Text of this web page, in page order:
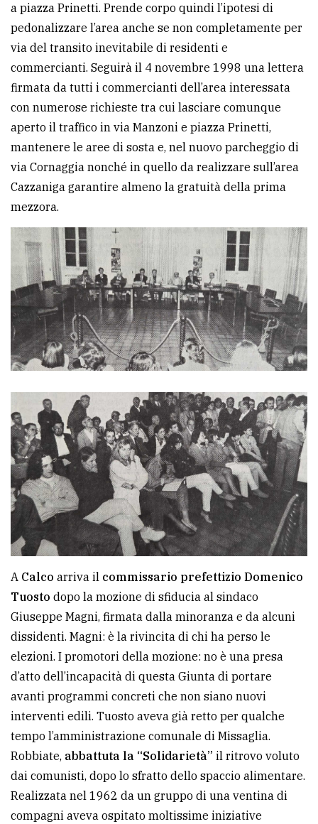
a piazza Prinetti. Prende corpo quindi l’ipotesi di
pedonalizzare l’area anche se non completamente per
via del transito inevitabile di residenti e
commercianti. Seguirà il 4 novembre 1998 una lettera
firmata da tutti i commercianti dell’area interessata
con numerose richieste tra cui lasciare comunque
aperto il traffico in via Manzoni e piazza Prinetti,
mantenere le aree di sosta e, nel nuovo parcheggio di
via Cornaggia nonché in quello da realizzare sull’area
Cazzaniga garantire almeno la gratuità della prima
mezzora.
A Calco arriva il commissario prefettizio Domenico
Tuosto dopo la mozione di sfiducia al sindaco
Giuseppe Magni, firmata dalla minoranza e da alcuni
dissidenti. Magni: è la rivincita di chi ha perso le
elezioni. I promotori della mozione: no è una presa
d’atto dell’incapacità di questa Giunta di portare
avanti programmi concreti che non siano nuovi
interventi edili. Tuosto aveva già retto per qualche
tempo l’amministrazione comunale di Missaglia.
Robbiate, abbattuta la “Solidarietà” il ritrovo voluto
dai comunisti, dopo lo sfratto dello spaccio alimentare.
Realizzata nel 1962 da un gruppo di una ventina di
compagni aveva ospitato moltissime iniziative